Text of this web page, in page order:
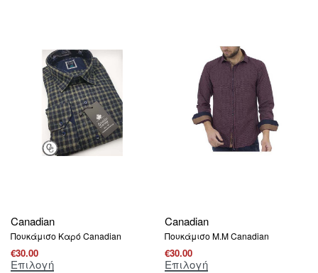
Canadian
Πουκάμισο Καρό Canadian
€30.00
Επιλογή
Canadian
Πουκάμισο Μ.Μ Canadian
€30.00
Επιλογή